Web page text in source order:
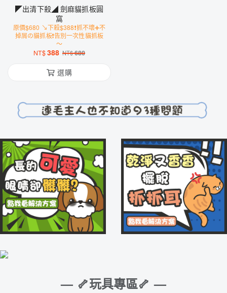
◤出清下殺◢ 劍麻貓抓板圓
窩
原價$680 ↘下殺$388❗️抓不壞➕不
掉屑の貓抓板❗️告別一次性貓抓板
～
NT$388 NT$680
選購
— 🦴玩具專區🦴 —